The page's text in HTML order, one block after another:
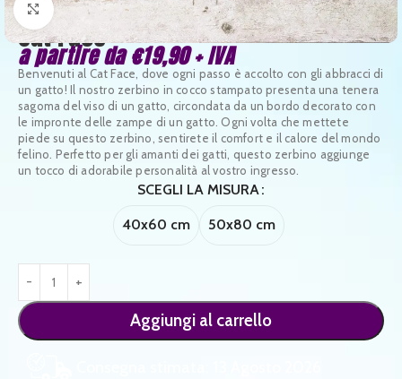
Clicca per ingrandire
Cat Face
a partire da€19,90+ IVA
Benvenuti al Cat Face, dove ogni passo è accolto con gli abbracci di
un gatto! Il nostro zerbino in cocco stampato presenta una tenera
sagoma del viso di un gatto, circondata da un bordo decorato con
le impronte delle zampe di un gatto. Ogni volta che mettete
piede su questo zerbino, sentirete il comfort e il calore del mondo
felino. Perfetto per gli amanti dei gatti, questo zerbino aggiunge
un tocco di adorabile personalità al vostro ingresso.
SCEGLI LA MISURA
40x60 cm 50x80 cm
Aggiungi al carrello